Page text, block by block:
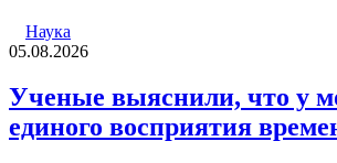
Наука
05.08.2026
Ученые выяснили, что у
единого восприятия